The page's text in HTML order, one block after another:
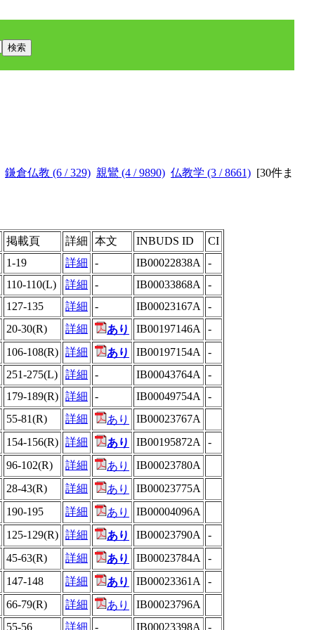
鎌倉仏教 (6 / 329) 親鸞 (4 / 9890) 仏教学 (3 / 8661) [30件ま
掲載頁 詳細 本文 INBUDS ID
CI
1-19 詳細 - IB00022838A
-
110-110(L) 詳細 - IB00033868A
-
127-135 詳細 - IB00023167A
-
20-30(R) 詳細 あり IB00197146A
-
106-108(R) 詳細 あり IB00197154A
-
251-275(L) 詳細 - IB00043764A
-
179-189(R) 詳細 - IB00049754A
-
55-81(R) 詳細 あり
IB00023767A
154-156(R) 詳細 あり IB00195872A
-
96-102(R) 詳細 あり
IB00023780A
28-43(R) 詳細 あり
IB00023775A
190-195 詳細 あり
IB00004096A
125-129(R) 詳細 あり IB00023790A
-
45-63(R) 詳細 あり IB00023784A
-
147-148 詳細 あり IB00023361A
-
66-79(R) 詳細 あり
IB00023796A
55-56 詳細 - IB00023398A -